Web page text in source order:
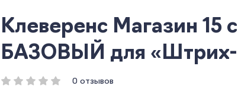
Клеверенс Магазин 15
БАЗОВЫЙ для
0 отзывов